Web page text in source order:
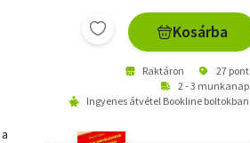
Kosárba
Raktáron
27 pont
2 - 3 munkanap
Ingyenes átvétel Bookline boltokban